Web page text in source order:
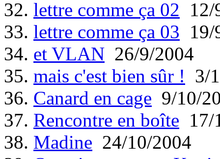
32. lettre comme ça 02 12/
33. lettre comme ça 03 19/
34. et VLAN 26/9/2004
35. mais c'est bien sûr ! 3/
36. Canard en cage 9/10/
37. Rencontre en boîte 17/
38. Madine 24/10/2004